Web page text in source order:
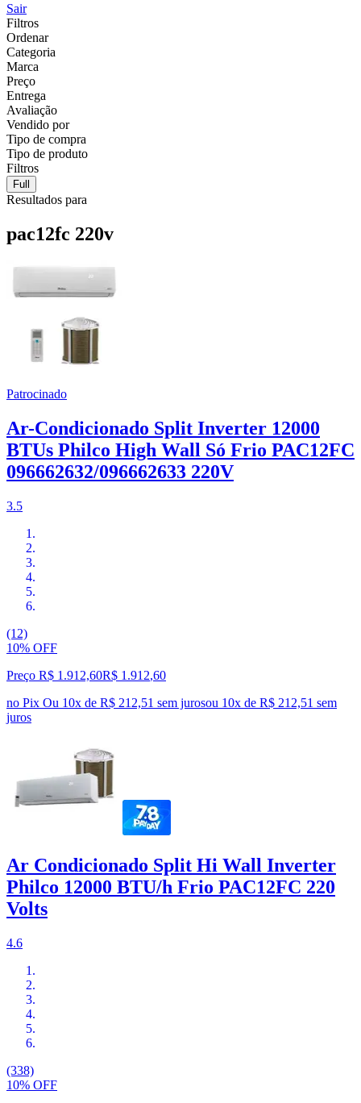
Sair
Filtros
Ordenar
Categoria
Marca
Preço
Entrega
Avaliação
Vendido por
Tipo de compra
Tipo de produto
Filtros
Full
Resultados para
pac12fc 220v
Patrocinado
Ar-Condicionado Split Inverter 12000
BTUs Philco High Wall Só Frio PAC12FC
096662632/096662633 220V
3.5
(12)
10% OFF
Preço R$ 1.912,60R$ 1.912,60
no Pix Ou 10x de R$ 212,51 sem jurosou 10x de R$ 212,51 sem
juros
Ar Condicionado Split Hi Wall Inverter
Philco 12000 BTU/h Frio PAC12FC 220
Volts
4.6
(338)
10% OFF